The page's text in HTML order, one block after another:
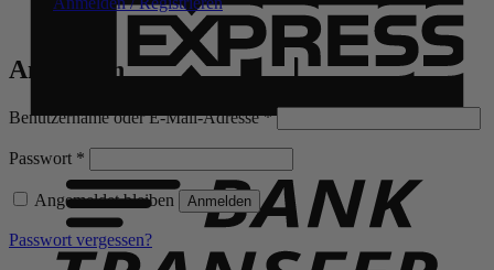
Anmelden
Benutzername oder E-Mail-Adresse*Erforderlich
Passwort *
Angemeldet bleiben Anmelden
Passwort vergessen?